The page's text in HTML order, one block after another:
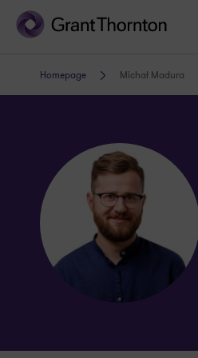
Homepage Michał Madura